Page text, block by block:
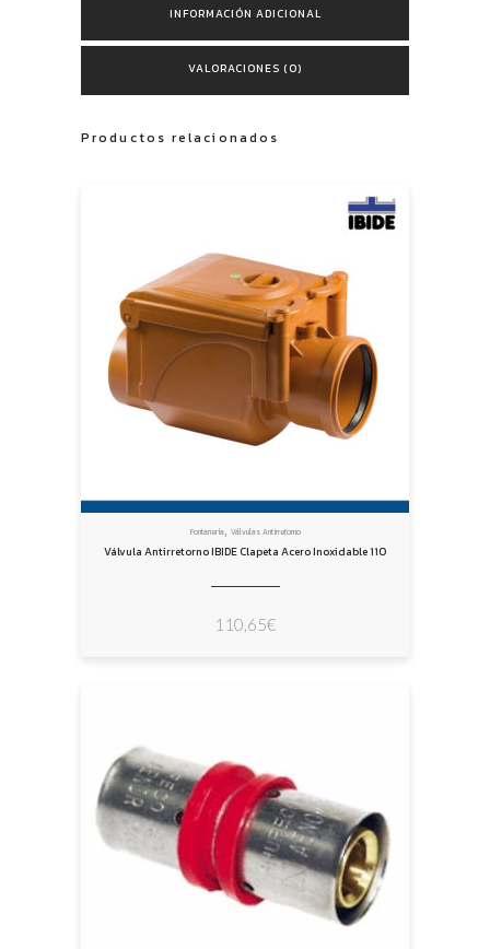
INFORMACIÓN ADICIONAL
VALORACIONES (0)
Productos relacionados
Fontanería, Válvulas Antirretorno
Válvula Antirretorno IBIDE Clapeta Acero Inoxidable 110
110,65€